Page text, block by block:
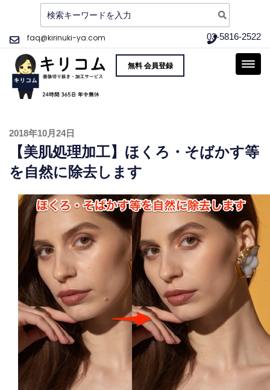
検
索:
ン
faq@kirinuki-ya.com 03-5816-2522
画像切り抜き加工サー
ビス 切り抜き屋 キリ
品質重視、そして実質最安値 〜 写真 画像
の切り抜き加工をご提供!
無料 会員登録
投
2018年10月24日
【美肌処理加工】ほくろ・そばかす等
を自然に除去します